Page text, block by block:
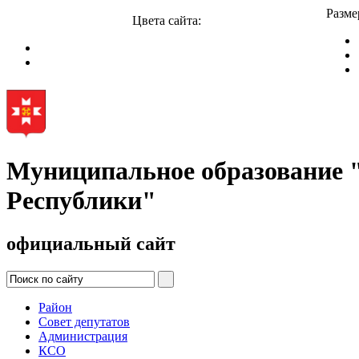
Цвета сайта:
Муниципальное
Республики"
официальный сайт
Район
Совет депутатов
Администрация
КСО